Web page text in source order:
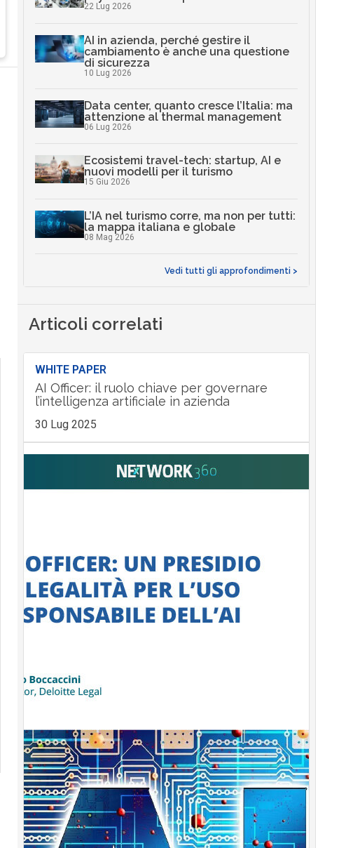
22 Lug 2026
AI in azienda, perché gestire il
cambiamento è anche una questione
di sicurezza
10 Lug 2026
Data center, quanto cresce l’Italia: ma
attenzione al thermal management
06 Lug 2026
Ecosistemi travel-tech: startup, AI e
nuovi modelli per il turismo
15 Giu 2026
L’IA nel turismo corre, ma non per tutti:
la mappa italiana e globale
08 Mag 2026
Vedi tutti gli approfondimenti >
Articoli correlati
WHITE PAPER
AI Officer: il ruolo chiave per governare
l’intelligenza artificiale in azienda
30 Lug 2025